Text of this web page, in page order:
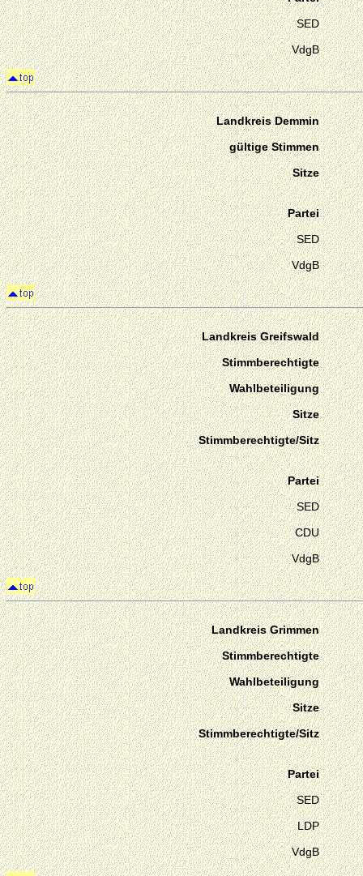
SED
VdgB
Landkreis Demmin
gültige Stimmen
Sitze
Partei
SED
VdgB
Landkreis Greifswald
Stimmberechtigte
Wahlbeteiligung
Sitze
Stimmberechtigte/Sitz
Partei
SED
CDU
VdgB
Landkreis Grimmen
Stimmberechtigte
Wahlbeteiligung
Sitze
Stimmberechtigte/Sitz
Partei
SED
LDP
VdgB